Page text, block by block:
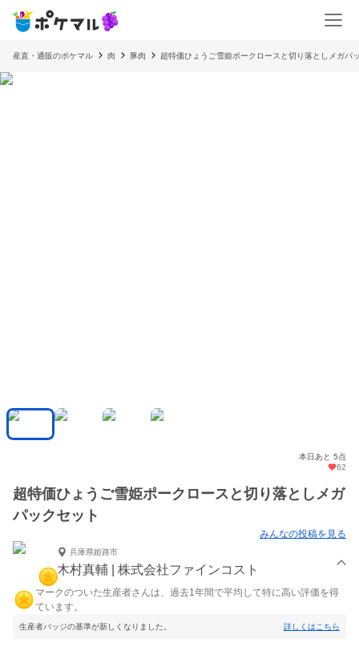
産直・通販のポケマル 肉 豚肉 超特価ひょうご雪姫ポークロースと切り落としメガパ
本日あと 5点
62
超特価ひょうご雪姫ポークロースと切り落としメガ
パックセット
みんなの投稿を見る
兵庫県姫路市
木村真輔 | 株式会社ファインコスト
マークのついた生産者さんは、過去1年間で平均して特に高い評価を得
ています。
生産者バッジの基準が新しくなりました。 詳しくはこちら